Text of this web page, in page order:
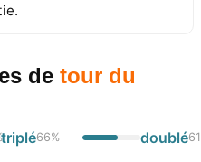
de tour du
triplé66% doublé61